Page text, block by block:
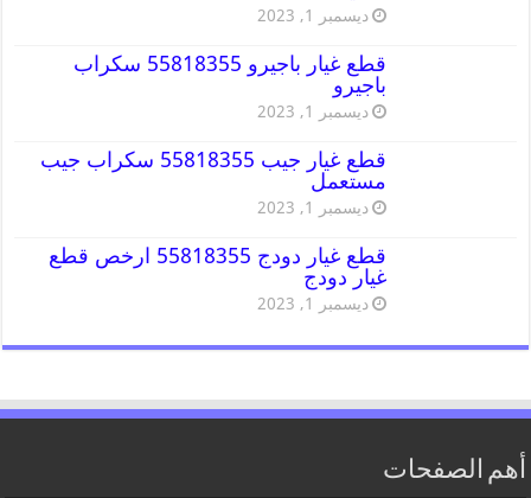
ديسمبر 1, 2023
قطع غيار باجيرو 55818355 سكراب
باجيرو
ديسمبر 1, 2023
قطع غيار جيب 55818355 سكراب جيب
مستعمل
ديسمبر 1, 2023
قطع غيار دودج 55818355 ارخص قطع
غيار دودج
ديسمبر 1, 2023
أهم الصفحات